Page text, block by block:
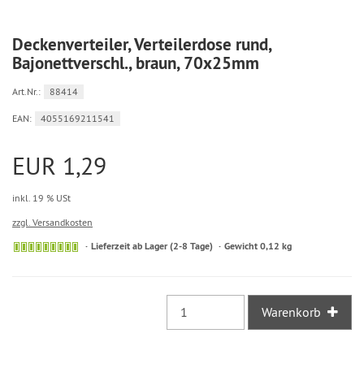
Deckenverteiler, Verteilerdose rund,
Bajonettverschl., braun, 70x25mm
Art.Nr.: 88414
EAN: 4055169211541
EUR 1,29
inkl. 19 % USt
zzgl. Versandkosten
Sofort
Lieferzeit ab Lager (2-8 Tage) Gewicht 0,12 kg
Warenkorb